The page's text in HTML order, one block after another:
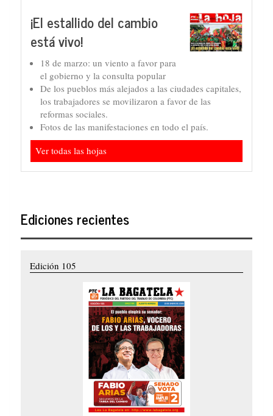
¡El estallido del cambio
está vivo!
18 de marzo: un viento a favor para
el gobierno y la consulta popular
De los pueblos más alejados a las ciudades capitales,
los trabajadores se movilizaron a favor de las
reformas sociales.
Fotos de las manifestaciones en todo el país.
Ver todas las hojas
Ediciones recientes
Edición 105